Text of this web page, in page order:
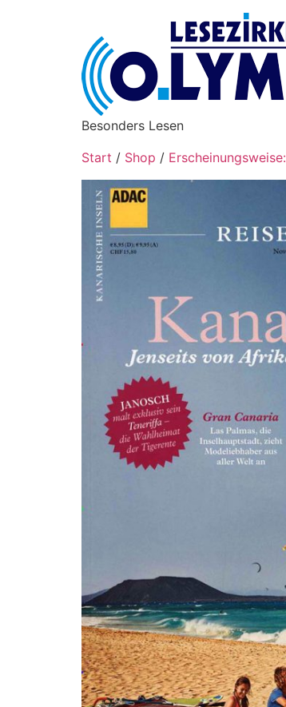
Besonders Lesen
Start / Shop / Erscheinungsweise: